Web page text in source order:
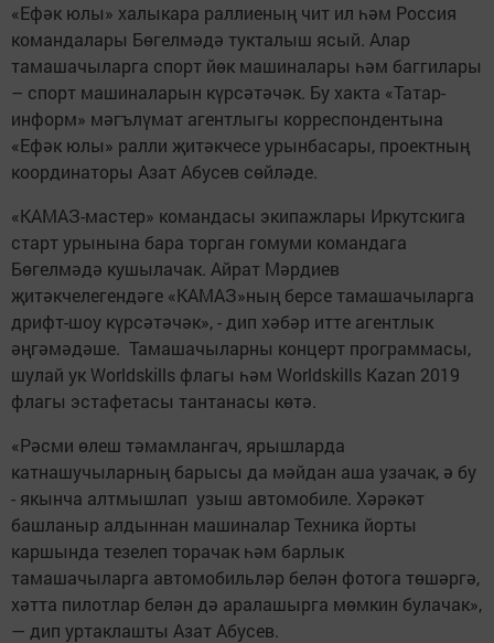
«Ефәк юлы» халыкара раллиеның чит ил һәм Россия
командалары Бөгелмәдә тукталыш ясый. Алар
тамашачыларга спорт йөк машиналары һәм баггилары
– спорт машиналарын күрсәтәчәк. Бу хакта «Татар-
информ» мәгълүмат агентлыгы корреспондентына
«Ефәк юлы» ралли җитәкчесе урынбасары, проектның
координаторы Азат Абусев сөйләде.
«КАМАЗ-мастер» командасы экипажлары Иркутскига
старт урынына бара торган гомуми командага
Бөгелмәдә кушылачак. Айрат Мәрдиев
җитәкчелегендәге «КАМАЗ»ның берсе тамашачыларга
дрифт-шоу күрсәтәчәк», - дип хәбәр итте агентлык
әңгәмәдәше. Тамашачыларны концерт программасы,
шулай ук Worldskills флагы һәм Worldskills Kazan 2019
флагы эстафетасы тантанасы көтә.
«Рәсми өлеш тәмамлангач, ярышларда
катнашучыларның барысы да мәйдан аша узачак, ә бу
- якынча алтмышлап узыш автомобиле. Хәрәкәт
башланыр алдыннан машиналар Техника йорты
каршында тезелеп торачак һәм барлык
тамашачыларга автомобильләр белән фотога төшәргә,
хәтта пилотлар белән дә аралашырга мөмкин булачак»,
— дип уртаклашты Азат Абусев.